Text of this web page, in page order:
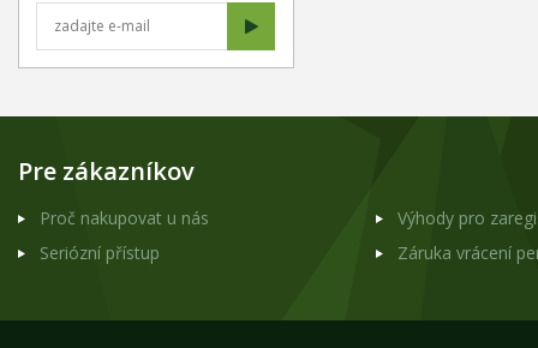
Pre zákazníkov
Proč nakupovat u nás
Výhody pro
Seriózní přístup
Záruka vrácení